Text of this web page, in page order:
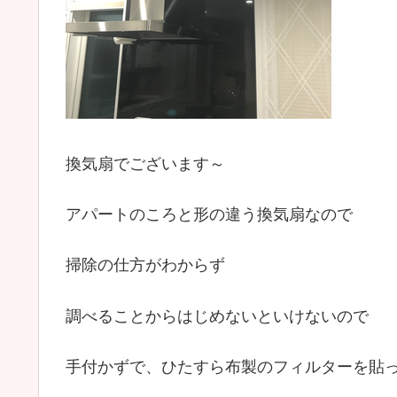
換気扇でございます～
アパートのころと形の違う換気扇なので
掃除の仕方がわからず
調べることからはじめないといけないので
手付かずで、ひたすら布製のフィルターを貼